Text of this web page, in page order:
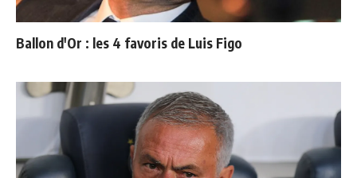
Ballon d'Or : les 4 favoris de Luis Figo